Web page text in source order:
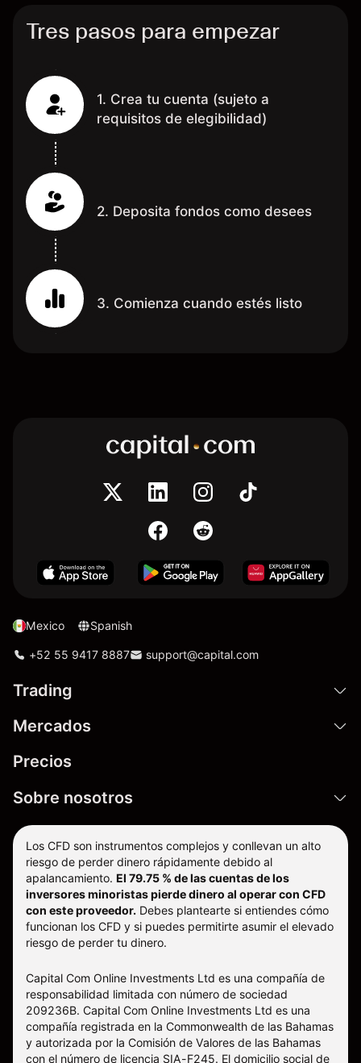
Tres pasos para empezar
1. Crea tu cuenta (sujeto a
requisitos de elegibilidad)
2. Deposita fondos como desees
3. Comienza cuando estés listo
Mexico Spanish
+52 55 9417 8887 support@capital.com
Trading
Mercados
Precios
Sobre nosotros
Los CFD son instrumentos complejos y conllevan un alto
riesgo de perder dinero rápidamente debido al
apalancamiento. El 79.75 % de las cuentas de los
inversores minoristas pierde dinero al operar con CFD
con este proveedor. Debes plantearte si entiendes cómo
funcionan los CFD y si puedes permitirte asumir el elevado
riesgo de perder tu dinero.
Capital Com Online Investments Ltd es una compañía de
responsabilidad limitada con número de sociedad
209236B. Capital Com Online Investments Ltd es una
compañía registrada en la Commonwealth de las Bahamas
y autorizada por la Comisión de Valores de las Bahamas
con el número de licencia SIA-F245. El domicilio social de